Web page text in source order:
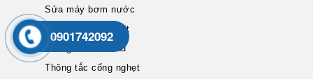
Sửa máy bơm nước
Sửa chữa máy giặt
Thông tắc bồn cầu
Thông tắc cống nghẹt
0901742092